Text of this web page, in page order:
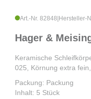
Art.-Nr. 82848 Hersteller-
Hager &
Keramische
025, Körnung extra
Packung: Packung
Inhalt: 5 Stück